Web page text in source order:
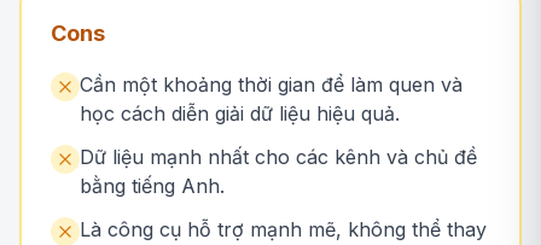
Cons
Cần một khoảng thời gian để làm quen và
học cách diễn giải dữ liệu hiệu quả.
Dữ liệu mạnh nhất cho các kênh và chủ đề
bằng tiếng Anh.
Là công cụ hỗ trợ mạnh mẽ, không thể thay